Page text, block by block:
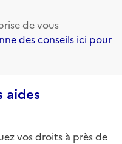
de vous
des conseils ici pour
aides
vos droits à près de